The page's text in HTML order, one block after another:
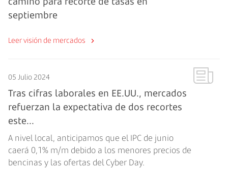
septiembre
Leer visión de mercados
05 Julio 2024
Tras cifras laborales en EE.UU., mercados
refuerzan la expectativa de dos recortes
este...
A nivel local, anticipamos que el IPC de junio
caerá 0,1% m/m debido a los menores precios de
bencinas y las ofertas del Cyber Day.